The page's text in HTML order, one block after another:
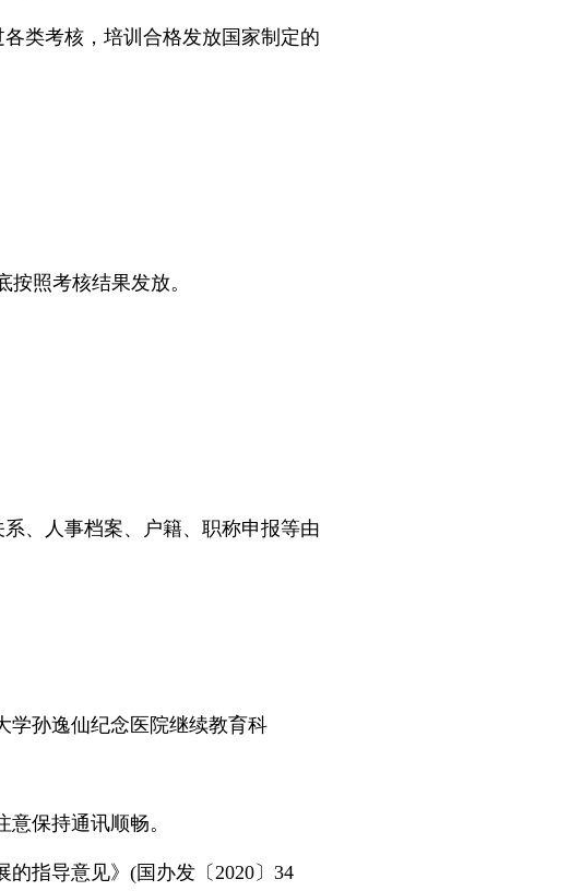
类考核，培训合格发放国家制定的
照考核结果发放。
、人事档案、户籍、职称申报等由
学孙逸仙纪念医院继续教育科
保持通讯顺畅。
指导意见》(国办发〔2020〕34